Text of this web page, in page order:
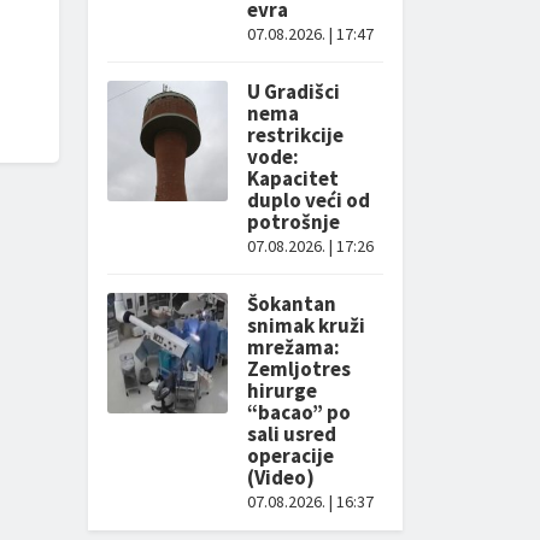
evra
07.08.2026. | 17:47
U Gradišci
nema
restrikcije
vode:
Kapacitet
duplo veći od
potrošnje
07.08.2026. | 17:26
Šokantan
snimak kruži
mrežama:
Zemljotres
hirurge
“bacao” po
sali usred
operacije
(Video)
07.08.2026. | 16:37